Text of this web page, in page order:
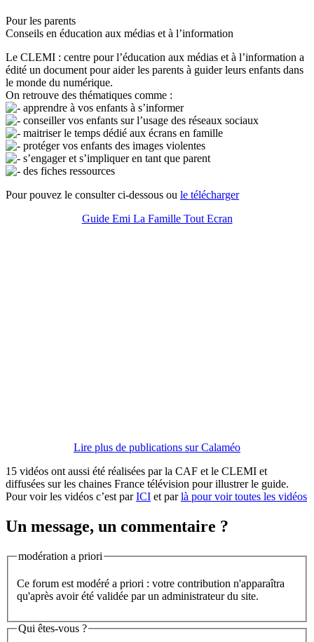
Pour les parents
Conseils en éducation aux médias et à l’information
Le CLEMI : centre pour l’éducation aux médias et à l’information a
édité un document pour aider les parents à guider leurs enfants dans
le monde du numérique.
On retrouve des thématiques comme :
apprendre à vos enfants à s’informer
conseiller vos enfants sur l’usage des réseaux sociaux
maitriser le temps dédié aux écrans en famille
protéger vos enfants des images violentes
s’engager et s’impliquer en tant que parent
des fiches ressources
Pour pouvez le consulter ci-dessous ou le télécharger
Guide Emi La Famille Tout Ecran
Lire plus de publications sur Calaméo
15 vidéos ont aussi été réalisées par la CAF et le CLEMI et
diffusées sur les chaines France télévision pour illustrer le guide.
Pour voir les vidéos c’est parICI et parlà pour voir toutes les vidéos
Un message, un commentaire ?
modération a priori
Ce forum est modéré a priori : votre contribution n'apparaîtra
qu'après avoir été validée par un administrateur du site.
Qui êtes-vous ?